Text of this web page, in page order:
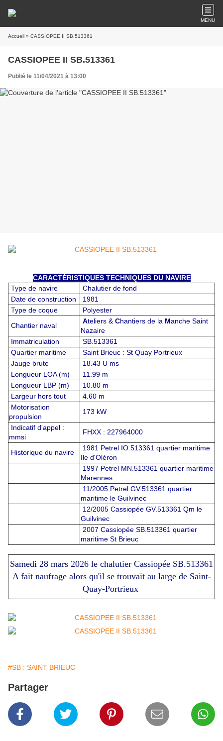
MENU
Accueil » CASSIOPEE II SB.513361
CASSIOPEE II SB.513361
Publié le 11/04/2021 à 13:00
CARACTÉRISTIQUES TECHNIQUES DU NAVIRE
Type de navire
Chalutier de fond
Date de construction
1981
Type de coque
Polyester
Chantier naval
Ateliers & Chantiers de la Manche Saint
Nazaire
Immatriculation
SB.513361
Quartier maritime
Saint Brieuc : St Quay Portrieux
Jauge brute
18.43 U ms
Longueur LOA (m)
11.99 m
Longueur LBP (m)
10.80 m
Largeur hors tout
4.60 m
Motorisation
propulsion
173 kW
Indicatif d'appel :
mmsi
FHXX : 227964000
Historique du navire
1981 Petrel IO.513361 quartier maritime
Ile d'Oléron
1997 Petrel MN.513361 quartier maritime
Marennes
11/2005 Petrel GV.513361 quartier
maritime le Guilvinec
12/2005 Cassiopée GV.513361 Qm le
Guilvinec
2007 Cassiopée SB.513361 quartier
maritime St Brieuc
Samedi 28 mars 2026 le chalutier Cassiopée SB.513361
A fait naufrage alors qu'il se trouvait au large de Saint-
Quay-Portrieux
#SB : SAINT BRIEUC
Partager